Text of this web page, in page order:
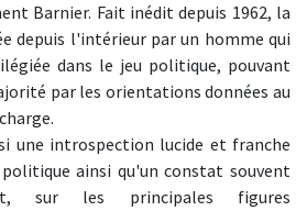
Barnier. Fait inédit depuis 1962, la
depuis l'intérieur par un homme qui
dans le jeu politique, pouvant
par les orientations données au
une introspection lucide et franche
ainsi qu'un constat souvent
sur les principales figures